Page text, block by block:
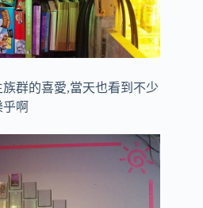
群的喜愛,當天也看到不少
啊